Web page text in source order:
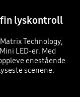
lyskontroll
Technology,
LED-er. Med
enestående
scenene.